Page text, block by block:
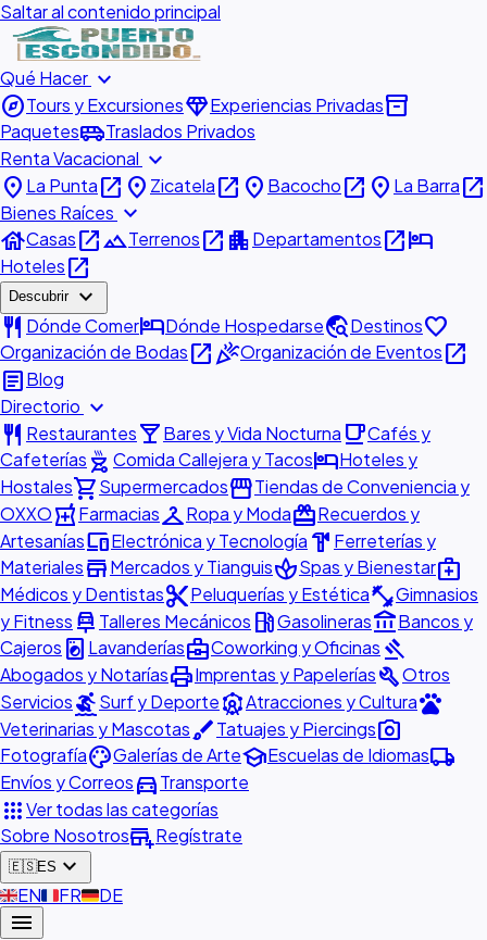
Saltar al contenido principal
Qué Hacer expand_more
exploreTours y ExcursionesdiamondExperiencias Privadasinventory_2
Paquetesairport_shuttleTraslados Privados
Renta Vacacional expand_more
place La Puntaopen_in_new place Zicatelaopen_in_new place Bacochoopen_in_new place La Barraopen_in_new
Bienes Raíces expand_more
houseCasasopen_in_newlandscapeTerrenosopen_in_new apartmentDepartamentosopen_in_newhotel
Hotelesopen_in_new
Descubrir expand_more
restaurant Dónde ComerhotelDónde Hospedarsetravel_exploreDestinosfavorite
Organización de Bodasopen_in_newcelebrationOrganización de Eventosopen_in_new
articleBlog
Directorio expand_more
restaurant Restauranteslocal_barBares y Vida Nocturna local_cafeCafés y
Cafeterías outdoor_grill Comida Callejera y TacoshotelHoteles y
Hostalesshopping_cartSupermercadosstorefrontTiendas de Conveniencia y
OXXOlocal_pharmacyFarmaciascheckroomRopa y ModaredeemRecuerdos y
ArtesaníasdevicesElectrónica y Tecnología hardware Ferreterías y
MaterialesstoreMercados y TianguisspaSpas y Bienestarmedical_services
Médicos y Dentistascontent_cutPeluquerías y Estéticafitness_centerGimnasios
y Fitness car_repair Talleres Mecánicos local_gas_stationGasolinerasaccount_balanceBancos y
Cajeros local_laundry_service Lavanderíasbusiness_centerCoworking y Oficinas gavel
Abogados y NotaríasprintImprentas y PapeleríasbuildOtros
ServiciossurfingSurf y DeporteattractionsAtracciones y Culturapets
Veterinarias y MascotasbrushTatuajes y Piercingsphoto_camera
FotografíapaletteGalerías de ArteschoolEscuelas de Idiomaslocal_shipping
Envíos y Correosdirections_carTransporte
appsVer todas las categorías
Sobre Nosotrosadd_businessRegístrate
🇪🇸ES expand_more
🇬🇧EN🇫🇷FR🇩🇪DE
menu